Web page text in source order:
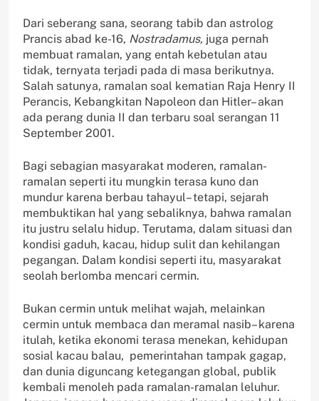
Dari seberang sana, seorang tabib dan astrolog
Prancis abad ke-16, Nostradamus, juga pernah
membuat ramalan, yang entah kebetulan atau
tidak, ternyata terjadi pada di masa berikutnya.
Salah satunya, ramalan soal kematian Raja Henry II
Perancis, Kebangkitan Napoleon dan Hitler– akan
ada perang dunia II dan terbaru soal serangan 11
September 2001.
Bagi sebagian masyarakat moderen, ramalan-
ramalan seperti itu mungkin terasa kuno dan
mundur karena berbau tahayul– tetapi, sejarah
membuktikan hal yang sebaliknya, bahwa ramalan
itu justru selalu hidup. Terutama, dalam situasi dan
kondisi gaduh, kacau, hidup sulit dan kehilangan
pegangan. Dalam kondisi seperti itu, masyarakat
seolah berlomba mencari cermin.
Bukan cermin untuk melihat wajah, melainkan
cermin untuk membaca dan meramal nasib– karena
itulah, ketika ekonomi terasa menekan, kehidupan
sosial kacau balau, pemerintahan tampak gagap,
dan dunia diguncang ketegangan global, publik
kembali menoleh pada ramalan-ramalan leluhur.